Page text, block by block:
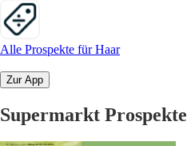
Alle Prospekte für Haar
Zur App
Supermarkt Prospekte